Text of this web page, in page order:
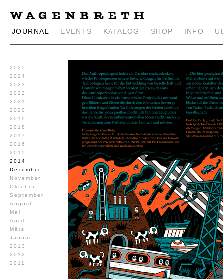
JOURNAL EVENTS KATALOG SHOP INFO
2025
2024
2023
2022
2021
2020
2019
2018
2017
2016
2015
2014
Dezember
November
Oktober
September
August
Mai
April
März
Januar
2013
2012
2011